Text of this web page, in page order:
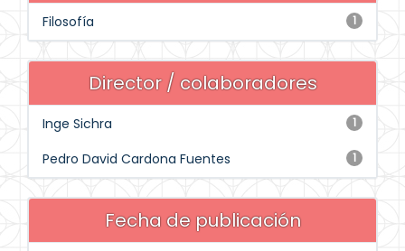
1
Filosofía
Director / colaboradores
1
Inge Sichra
1
Pedro David Cardona Fuentes
Fecha de publicación